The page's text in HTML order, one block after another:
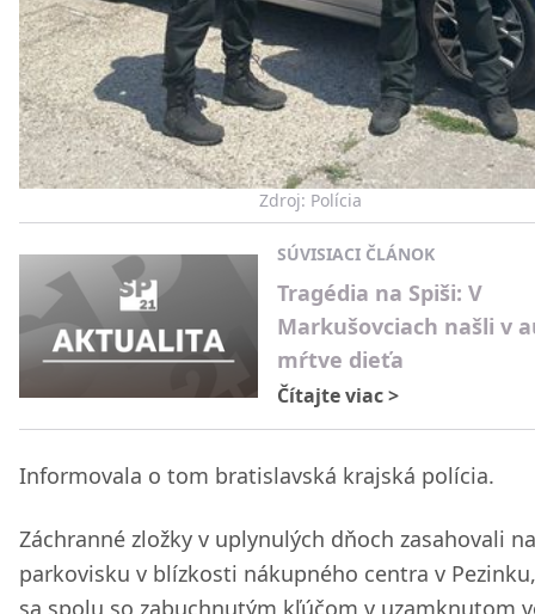
Zdroj: Polícia
SÚVISIACI ČLÁNOK
Tragédia na Spiši: V
Markušovciach našli v
mŕtve dieťa
Čítajte viac>
Informovala o tom bratislavská krajská polícia.
Záchranné zložky v uplynulých dňoch zasahovali na
parkovisku v blízkosti nákupného centra v
sa spolu so zabuchnutým kľúčom v uzamknutom